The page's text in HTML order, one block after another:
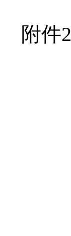
附件2